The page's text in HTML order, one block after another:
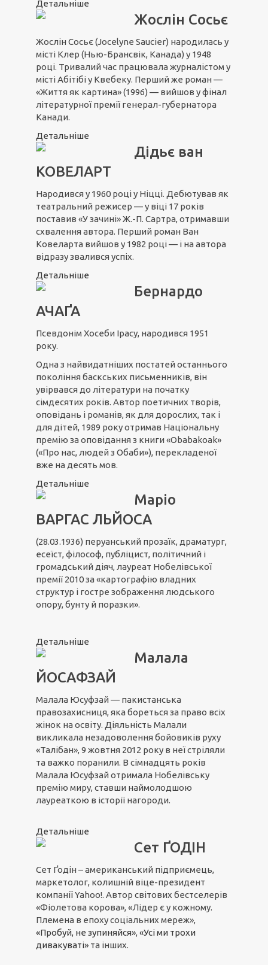
Детальніше
Жослін Сосьє
Жослін Сосьє (Jocelyne Saucier) народилась у
місті Клер (Нью-Брансвік, Канада) у 1948
році. Тривалий час працювала журналістом у
місті Абітібі у Квебеку. Перший же роман —
«Життя як картина» (1996) — вийшов у фінал
літературної премії генерал-губернатора
Канади.
Детальніше
Дідьє ван
КОВЕЛАРТ
Народився у 1960 році у Ніцці. Дебютував як
театральний режисер — у віці 17 років
поставив «У зачині» Ж.-П. Сартра, отримавши
схвалення автора. Перший роман Ван
Ковеларта вийшов у 1982 році — і на автора
відразу звалився успіх.
Детальніше
Бернардо
АЧАҐА
Псевдонім Хосеби Ірасу, народився 1951
року.
Одна з найвидатніших постатей останнього
покоління баскських письменників, він
увірвався до літератури на початку
сімдесятих років. Автор поетичних творів,
оповідань і романів, як для дорослих, так і
для дітей, 1989 року отримав Національну
премію за оповідання з книги «Obabakoak»
(«Про нас, людей з Обаби»), перекладеної
вже на десять мов.
Детальніше
Маріо
ВАРГАС ЛЬЙОСА
(28.03.1936) перуанський прозаїк, драматург,
есеїст, філософ, публіцист, політичний і
громадський діяч, лауреат Нобелівської
премії 2010 за «картографію владних
структур і гостре зображення людського
опору, бунту й поразки».
Детальніше
Малала
ЙОСАФЗАЙ
Малала Юсуфзай — пакистанська
правозахисниця, яка бореться за право всіх
жінок на освіту. Діяльність Малали
викликала незадоволення бойовиків руху
«Талібан», 9 жовтня 2012 року в неї стріляли
та важко поранили. В сімнадцять років
Малала Юсуфзай отримала Нобелівську
премію миру, ставши наймолодшою
лауреаткою в історії нагороди.
Детальніше
Сет ҐОДІН
Сет Ґодін – американський підприємець,
маркетолог, колишній віце-президент
компанії Yahoo!. Автор світових бестселерів
«Фіолетова корова», «Лідер є у кожному.
Племена в епоху соціальних мереж»,
«Пробуй, не зупиняйся», «Усі ми трохи
дивакуваті» та інших.